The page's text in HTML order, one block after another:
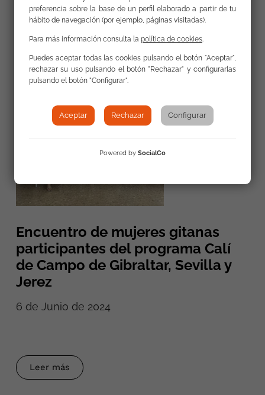
Leer más
Encuentro de mujeres gitanas
participantes del programa Calí
de Campo de Gibraltar, Sevilla y
Jerez
6 de Junio de 2024
Leer más
preferencia sobre la base de un perfil elaborado a partir de tu
hábito de navegación (por ejemplo, páginas visitadas).
Para más información consulta la política de cookies.
Puedes aceptar todas las cookies pulsando el botón "Aceptar",
rechazar su uso pulsando el botón "Rechazar" y configurarlas
pulsando el botón "Configurar".
Aceptar Rechazar Configurar
Powered by SocialCo